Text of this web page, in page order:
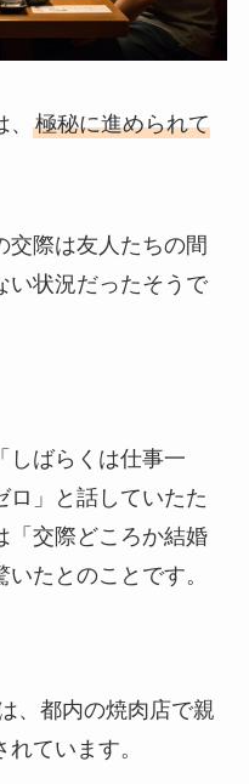
極秘に進められて
交際は友人たちの間
い状況だったそうで
しばらくは仕事一
ロ」と話していたた
「交際どころか結婚
たとのことです。
、都内の焼肉店で親
ています。